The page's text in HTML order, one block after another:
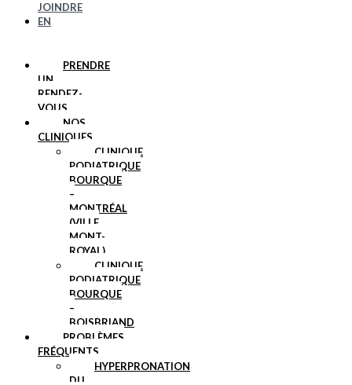
JOINDRE
EN
PRENDRE
UN
RENDEZ-
VOUS
NOS
CLINIQUES
CLINIQUE
PODIATRIQUE
BOURQUE
–
MONTRÉAL
(VILLE
MONT-
ROYAL)
CLINIQUE
PODIATRIQUE
BOURQUE
–
BOISBRIAND
PROBLÈMES
FRÉQUENTS
HYPERPRONATION
DU